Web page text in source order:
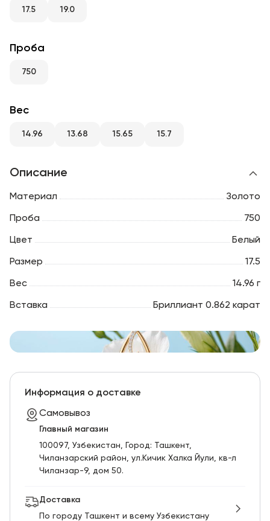
RU
17.5 19.0
Проба
750
Вес
14.96 13.68 15.65 15.7
Описание
Материал Золото
Проба 750
Цвет Белый
Размер 17.5
Вес 14.96 г
Вставка Бриллиант 0.862 карат
Информация о доставке
Самовывоз
Главный магазин
100097, Узбекистан, Город: Ташкент,
Чиланзарский pайон, ул.Кичик Халка Йули, кв-л
Чиланзар-9, дом 50.
Доставка
По городу Ташкент и всему Узбекистану